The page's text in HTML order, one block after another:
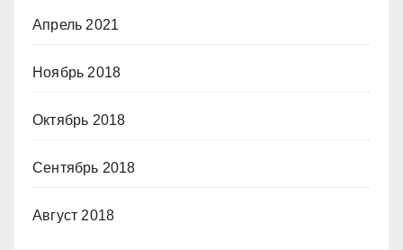
Апрель 2021
Ноябрь 2018
Октябрь 2018
Сентябрь 2018
Август 2018